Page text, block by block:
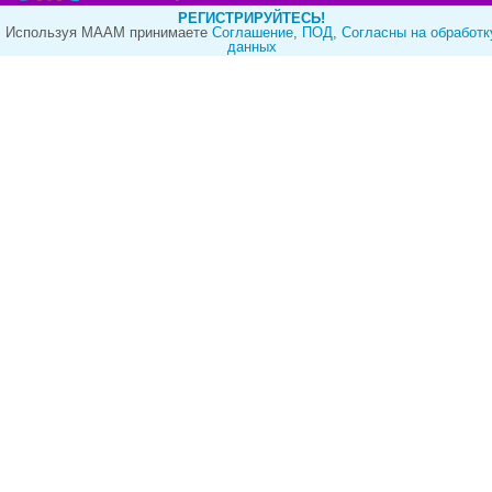
РЕГИСТРИРУЙТЕСЬ!
Используя МААМ принимаете Cоглашение, ПОД, Согласны на
данных